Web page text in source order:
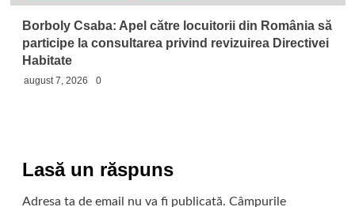
Borboly Csaba: Apel către locuitorii din România să
participe la consultarea privind revizuirea Directivei
Habitate
august 7, 2026 0
Lasă un răspuns
Adresa ta de email nu va fi publicată. Câmpurile